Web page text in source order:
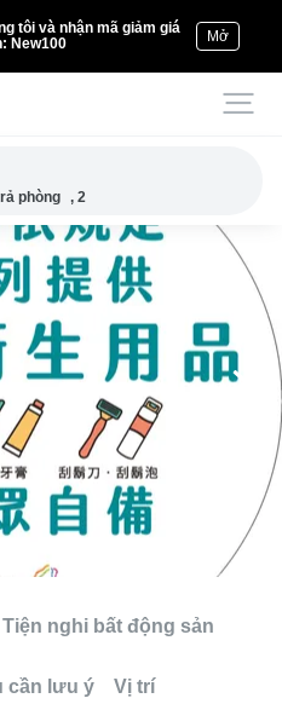
tôi và nhận mã giảm giá
New100
Mở
phòng , 2
Tiện nghi bất động sản
cần lưu ý Vị trí